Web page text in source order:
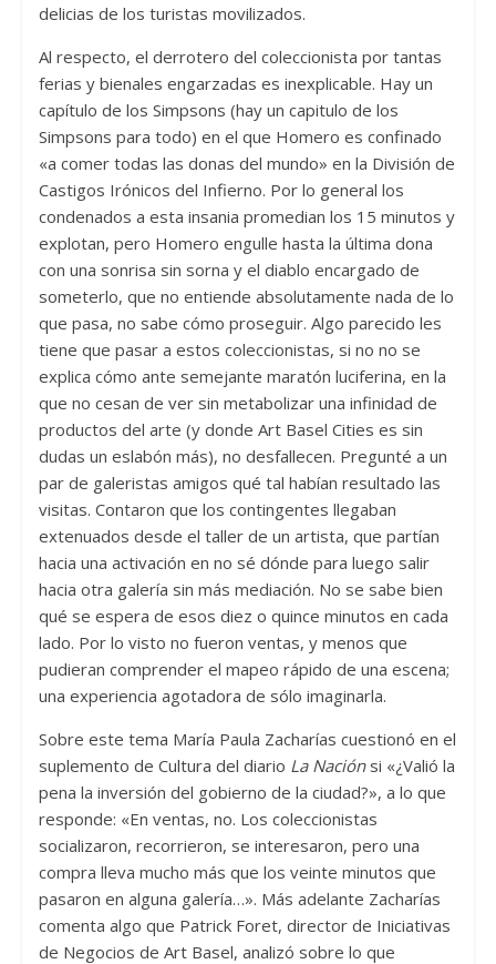
delicias de los turistas movilizados.
Al respecto, el derrotero del coleccionista por tantas
ferias y bienales engarzadas es inexplicable. Hay un
capítulo de los Simpsons (hay un capitulo de los
Simpsons para todo) en el que Homero es confinado
«a comer todas las donas del mundo» en la División de
Castigos Irónicos del Infierno. Por lo general los
condenados a esta insania promedian los 15 minutos y
explotan, pero Homero engulle hasta la última dona
con una sonrisa sin sorna y el diablo encargado de
someterlo, que no entiende absolutamente nada de lo
que pasa, no sabe cómo proseguir. Algo parecido les
tiene que pasar a estos coleccionistas, si no no se
explica cómo ante semejante maratón luciferina, en la
que no cesan de ver sin metabolizar una infinidad de
productos del arte (y donde Art Basel Cities es sin
dudas un eslabón más), no desfallecen. Pregunté a un
par de galeristas amigos qué tal habían resultado las
visitas. Contaron que los contingentes llegaban
extenuados desde el taller de un artista, que partían
hacia una activación en no sé dónde para luego salir
hacia otra galería sin más mediación. No se sabe bien
qué se espera de esos diez o quince minutos en cada
lado. Por lo visto no fueron ventas, y menos que
pudieran comprender el mapeo rápido de una escena;
una experiencia agotadora de sólo imaginarla.
Sobre este tema María Paula Zacharías cuestionó en el
suplemento de Cultura del diario La Naciónsi «¿Valió la
pena la inversión del gobierno de la ciudad?», a lo que
responde: «En ventas, no. Los coleccionistas
socializaron, recorrieron, se interesaron, pero una
compra lleva mucho más que los veinte minutos que
pasaron en alguna galería…». Más adelante Zacharías
comenta algo que Patrick Foret, director de Iniciativas
de Negocios de Art Basel, analizó sobre lo que